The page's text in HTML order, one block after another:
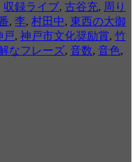
収録ライブ, 古谷充, 周り
, 李, 村田中, 東西の大御
戸, 神戸市文化奨励賞, 竹
なフレーズ, 音数, 音色,